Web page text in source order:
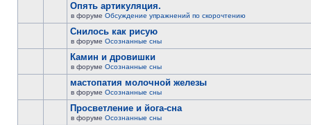
Опять артикуляция.
в форуме Обсуждение упражнений по скорочтению
Снилось как рисую
в форуме Осознанные сны
Камин и дровишки
в форуме Осознанные сны
мастопатия молочной железы
в форуме Осознанные сны
Просветление и йога-сна
в форуме Осознанные сны